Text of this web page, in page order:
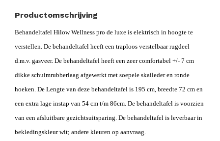
Productomschrijving
Behandeltafel Hilow Wellness pro de luxe is elektrisch in hoogte te
verstellen. De behandeltafel heeft een traploos verstelbaar rugdeel
d.m.v. gasveer. De behandeltafel heeft een zeer comfortabel +/- 7 cm
dikke schuimrubberlaag afgewerkt met soepele skaileder en ronde
hoeken. De Lengte van deze behandeltafel is 195 cm, breedte 72 cm en
een extra lage instap van 54 cm t/m 86cm. De behandeltafel is voorzien
van een afsluitbare gezichtsuitsparing. De behandeltafel is leverbaar in
bekledingskleur wit; andere kleuren op aanvraag.